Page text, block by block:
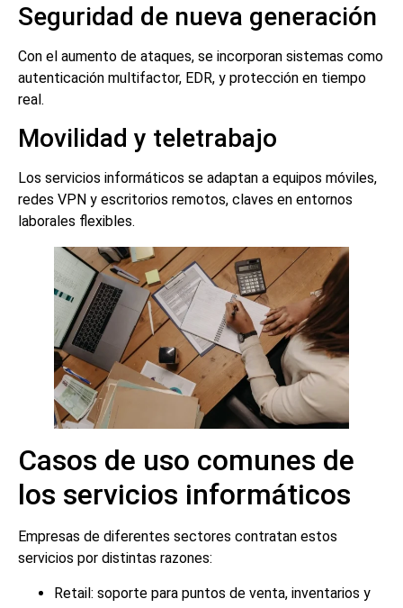
Seguridad de nueva generación
Con el aumento de ataques, se incorporan sistemas como
autenticación multifactor, EDR, y protección en tiempo
real.
Movilidad y teletrabajo
Los servicios informáticos se adaptan a equipos móviles,
redes VPN y escritorios remotos, claves en entornos
laborales flexibles.
Casos de uso comunes de
los servicios informáticos
Empresas de diferentes sectores contratan estos
servicios por distintas razones:
Retail: soporte para puntos de venta, inventarios y